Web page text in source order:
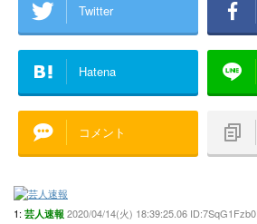
Twitter
Hatena
コメント
1: 芸人速報 2020/04/14(火) 18:39:25.06 ID:7SqG1Fzb0